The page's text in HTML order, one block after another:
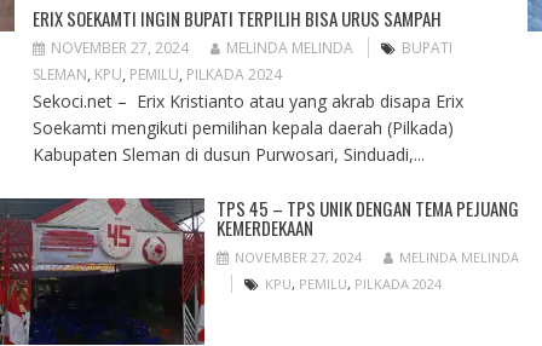
ERIX SOEKAMTI INGIN BUPATI TERPILIH BISA URUS SAMPAH
NOVEMBER 27, 2024 MELINDA MELINDA
BUPATI
SLEMAN, KPU, PEMILU, PILKADA 2024
Sekoci.net – Erix Kristianto atau yang akrab disapa Erix
Soekamti mengikuti pemilihan kepala daerah (Pilkada)
Kabupaten Sleman di dusun Purwosari, Sinduadi,...
TPS 45 – TPS UNIK DENGAN TEMA PEJUANG
KEMERDEKAAN
NOVEMBER 27, 2024
MELINDA MELINDA
KPU, PEMILU, PILKADA 2024